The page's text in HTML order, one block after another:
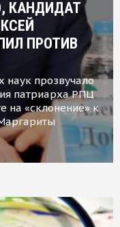
КАНДИДАТ
ПРОТИВ
наук прозвучало
патриарха РПЦ
на «склонение» к